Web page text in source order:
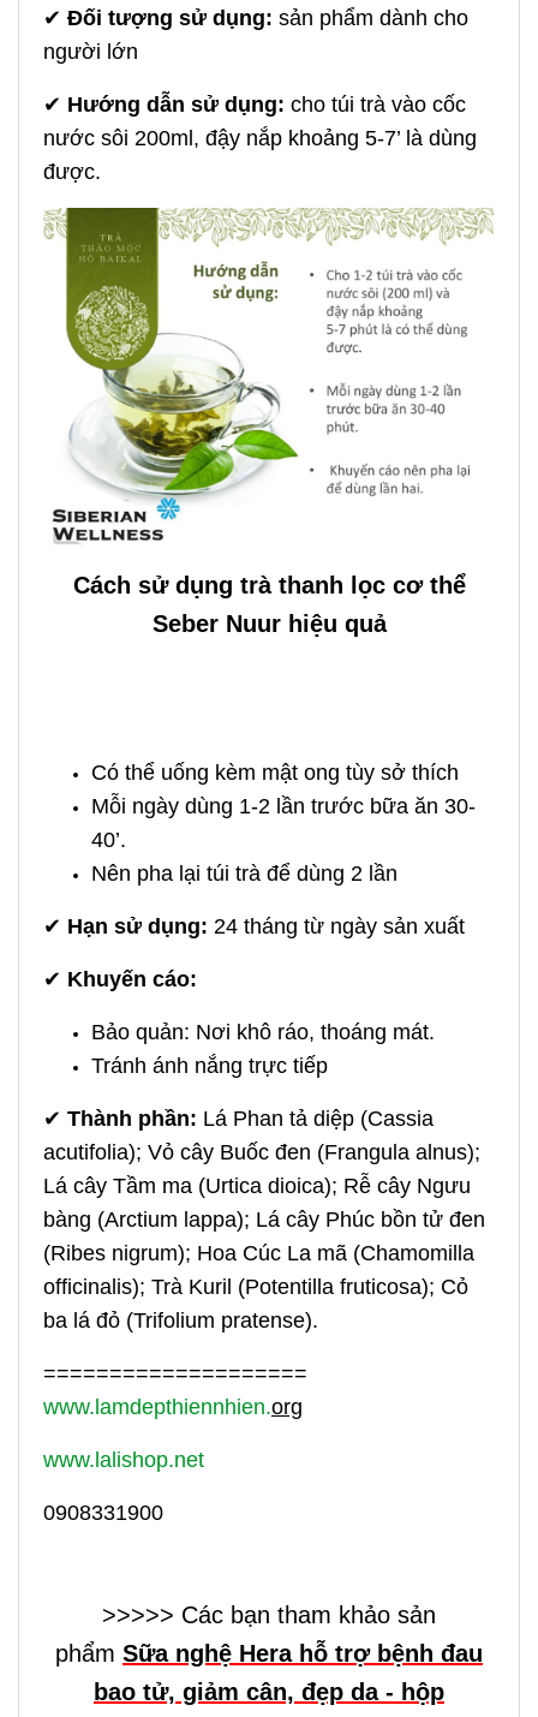
✔ Đối tượng sử dụng: sản phẩm dành cho
người lớn
✔ Hướng dẫn sử dụng: cho túi trà vào cốc
nước sôi 200ml, đậy nắp khoảng 5-7’ là dùng
được.
Cách sử dụng trà thanh lọc cơ thể
Seber Nuur hiệu quả
Có thể uống kèm mật ong tùy sở thích
Mỗi ngày dùng 1-2 lần trước bữa ăn 30-
40’.
Nên pha lại túi trà để dùng 2 lần
✔ Hạn sử dụng: 24 tháng từ ngày sản xuất
✔ Khuyến cáo:
Bảo quản: Nơi khô ráo, thoáng mát.
Tránh ánh nắng trực tiếp
✔ Thành phần: Lá Phan tả diệp (Cassia
acutifolia); Vỏ cây Buốc đen (Frangula alnus);
Lá cây Tầm ma (Urtica dioica); Rễ cây Ngưu
bàng (Arctium lappa); Lá cây Phúc bồn tử đen
(Ribes nigrum); Hoa Cúc La mã (Chamomilla
officinalis); Trà Kuril (Potentilla fruticosa); Cỏ
ba lá đỏ (Trifolium pratense).
====================
www.lamdepthiennhien.org
www.lalishop.net
0908331900
>>>>> Các bạn tham khảo sản
phẩm Sữa nghệ Hera hỗ trợ bệnh đau
bao tử, giảm cân, đẹp da - hộp